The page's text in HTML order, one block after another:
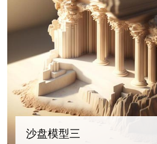
沙盘模型三